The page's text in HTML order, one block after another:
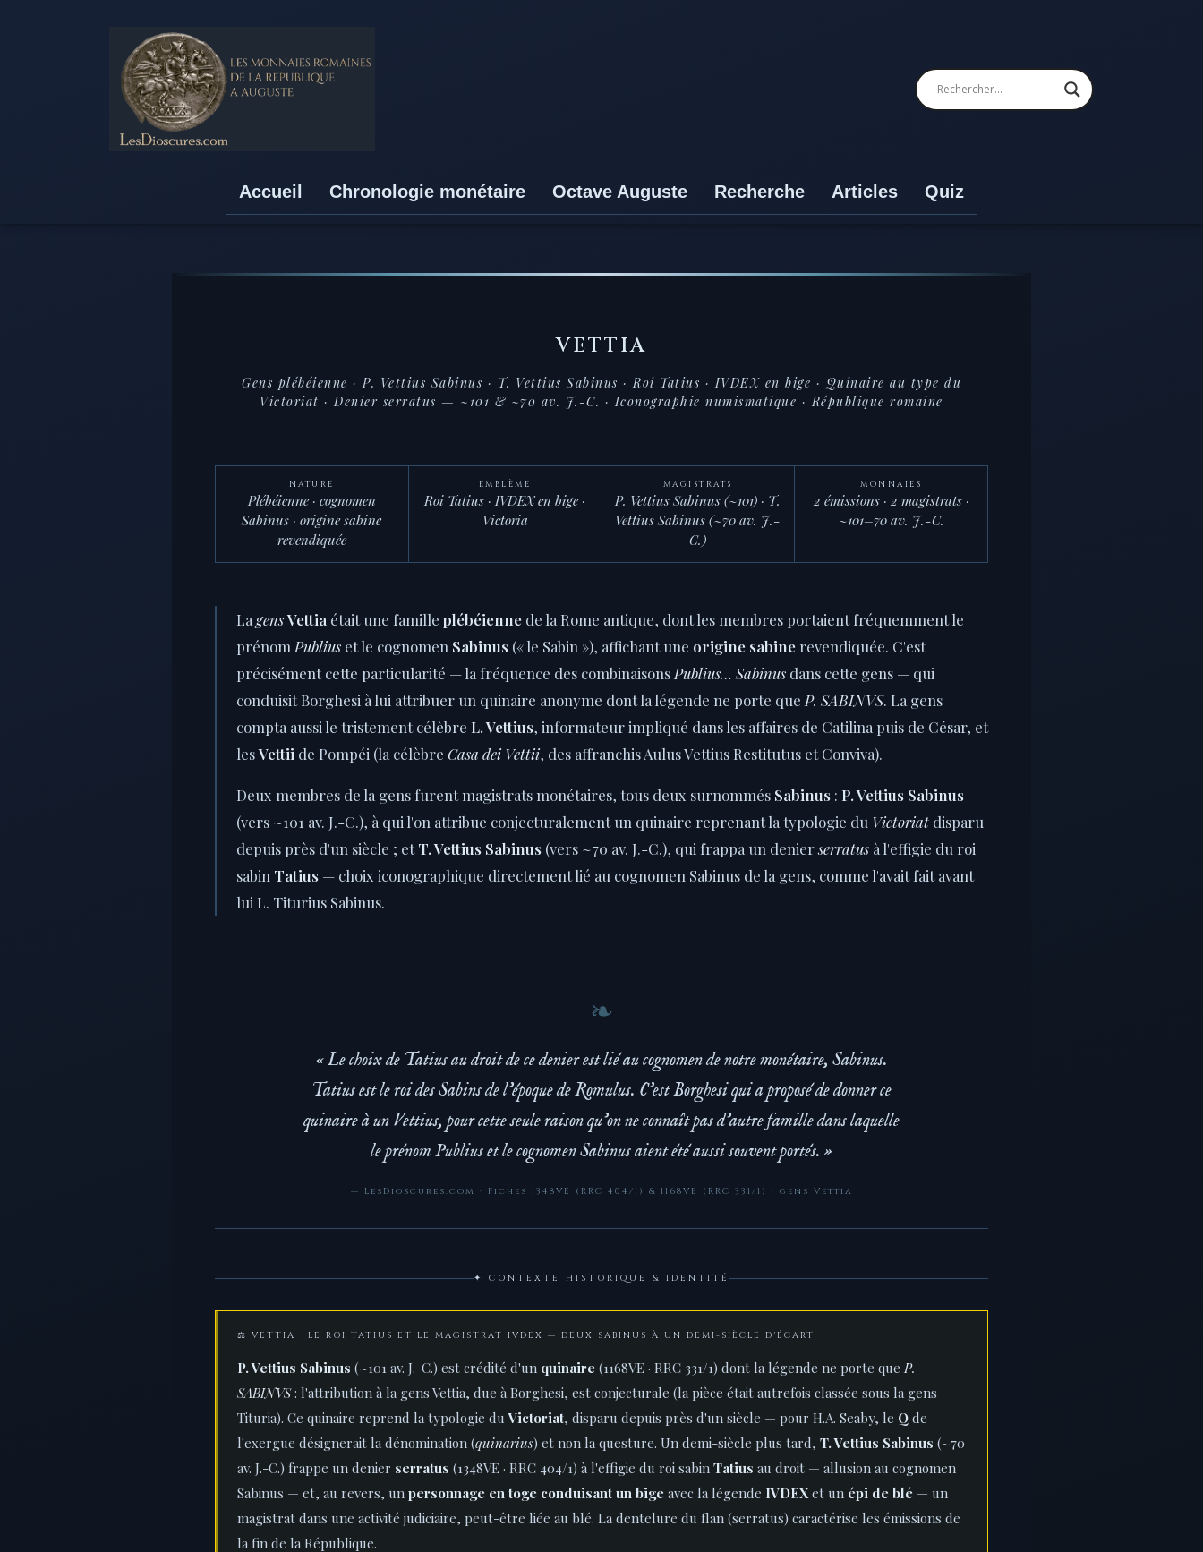
Accueil Chronologie monétaire Octave Auguste Recherche Articles Quiz
VETTIA
Gens plébéienne ·P. Vettius Sabinus · T. Vettius Sabinus · Roi Tatius · IVDEX en bige · Quinaire au type du
Victoriat · Denier serratus — ~101 & ~70 av. J.-C. · Iconographie numismatique · République romaine
NATURE
Plébéienne · cognomen
Sabinus · origine sabine
revendiquée
EMBLÈME
Roi Tatius · IVDEX en bige ·
Victoria
MAGISTRATS
P. Vettius Sabinus (~101) · T.
Vettius Sabinus (~70 av. J.-
C.)
MONNAIES
2 émissions · 2 magistrats ·
~101–70 av. J.-C.
La gensVettia était une famille plébéienne de la Rome antique, dont les membres portaient fréquemment le
prénom Publius et le cognomen Sabinus (« le Sabin »), affichant une origine sabine revendiquée. C'est
précisément cette particularité — la fréquence des combinaisons Publius… Sabinus dans cette gens — qui
conduisit Borghesi à lui attribuer un quinaire anonyme dont la légende ne porte que P. SABINVS. La gens
compta aussi le tristement célèbre L. Vettius, informateur impliqué dans les affaires de Catilina puis de César, et
lesVettii de Pompéi (la célèbre Casa dei Vettii, des affranchis Aulus Vettius Restitutus et Conviva).
Deux membres de la gens furent magistrats monétaires, tous deux surnommés Sabinus : P. Vettius Sabinus
(vers ~101 av. J.-C.), à qui l'on attribue conjecturalement un quinaire reprenant la typologie du Victoriat disparu
depuis près d'un siècle ; etT. Vettius Sabinus (vers ~70 av. J.-C.), qui frappa un denierserratus à l'effigie du roi
sabin Tatius — choix iconographique directement lié au cognomen Sabinus de la gens, comme l'avait fait avant
lui L. Titurius Sabinus.
« Le choix de Tatius au droit de ce denier est lié au cognomen de notre monétaire, Sabinus.
Tatius est le roi des Sabins de l'époque de Romulus. C'est Borghesi qui a proposé de donner ce
quinaire à un Vettius, pour cette seule raison qu'on ne connaît pas d'autre famille dans laquelle
le prénom Publius et le cognomen Sabinus aient été aussi souvent portés. »
— LesDioscures.com · Fiches 1348VE (RRC 404/1) & 1168VE (RRC 331/1) · gens Vettia
✦ CONTEXTE HISTORIQUE & IDENTITÉ
⚖️ VETTIA · LE ROI TATIUS ET LE MAGISTRAT IVDEX — DEUX SABINUS À UN DEMI-SIÈCLE D'ÉCART
P. Vettius Sabinus (~101 av. J.-C.) est crédité d'un quinaire (1168VE · RRC 331/1) dont la légende ne porte que P.
SABINVS: l'attribution à la gens Vettia, due à Borghesi, est conjecturale (la pièce était autrefois classée sous la gens
Tituria). Ce quinaire reprend la typologie duVictoriat, disparu depuis près d'un siècle — pour H.A. Seaby, le Q de
l'exergue désignerait la dénomination (quinarius) et non la questure. Un demi-siècle plus tard, T. Vettius Sabinus (~70
av. J.-C.) frappe un denier serratus (1348VE · RRC 404/1) à l'effigie du roi sabin Tatius au droit — allusion au cognomen
Sabinus — et, au revers, un personnage en toge conduisant un bige avec la légende IVDEX et un épi de blé — un
magistrat dans une activité judiciaire, peut-être liée au blé. La dentelure du flan (serratus) caractérise les émissions de
la fin de la République.